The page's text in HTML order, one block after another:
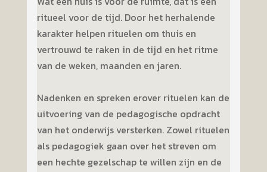
ritueel voor de tijd. Door het herhalende
karakter helpen rituelen om thuis en
vertrouwd te raken in de tijd en het ritme
van de weken, maanden en jaren.
Nadenken en spreken erover rituelen kan de
uitvoering van de pedagogische opdracht
van het onderwijs versterken. Zowel rituelen
als pedagogiek gaan over het streven om
een hechte gezelschap te willen zijn en de